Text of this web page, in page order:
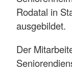
Rodatal in
ausgebildet.
Der